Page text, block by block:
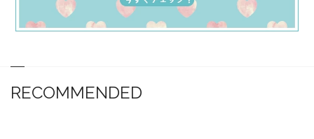
RECOMMENDED